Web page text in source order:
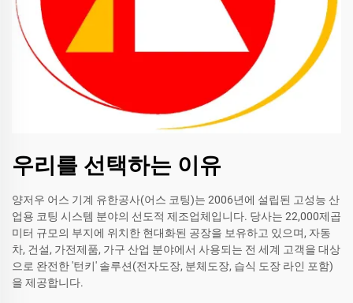
우리를 선택하는 이유
양저우 어스 기계 유한공사(어스 코팅)는 2006년에 설립된 고성능 산
업용 코팅 시스템 분야의 선도적 제조업체입니다. 당사는 22,000제곱
미터 규모의 부지에 위치한 현대화된 공장을 보유하고 있으며, 자동
차, 건설, 가전제품, 가구 산업 분야에서 사용되는 전 세계 고객을 대상
으로 완전한 '턴키' 솔루션(전자도장, 분체도장, 습식 도장 라인 포함)
을 제공합니다.